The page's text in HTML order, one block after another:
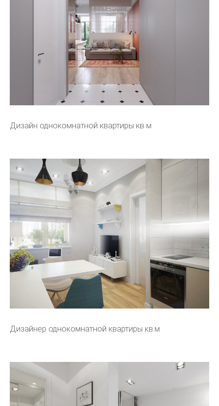
Дизайн однокомнатной квартиры кв м
Дизайнер однокомнатной квартиры кв.м